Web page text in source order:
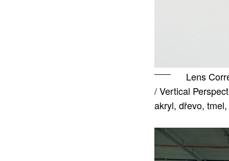
Lens
/ Vertical
akryl, dřevo,